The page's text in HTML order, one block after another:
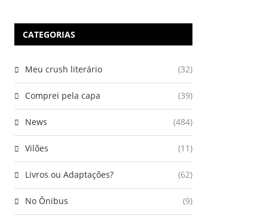
CATEGORIAS
Meu crush literário (32)
Comprei pela capa (39)
News (484)
Vilões (11)
Livros ou Adaptações? (62)
No Ônibus (9)